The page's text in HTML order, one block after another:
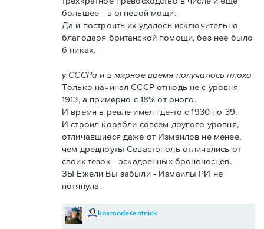
большее - в огневой мощи.
Да и построить их удалось исключительно
благодаря британской помощи, без нее было
б никак.
у СССРа и в мирное время получалось плохо
Только начинал СССР отнюдь не с уровня
1913, а примерно с 18% от оного.
И время в реале имел где-то с 1930 по 39.
И строил корабли совсем другого уровня,
отличавшиеся даже от Измаилов не менее,
чем дредноуты Севастополь отличались от
своих тезок - эскадренных броненосцев.
ЗЫ Ежели Вы забыли - Измаилы РИ не
потянула.
kosmodesantnick